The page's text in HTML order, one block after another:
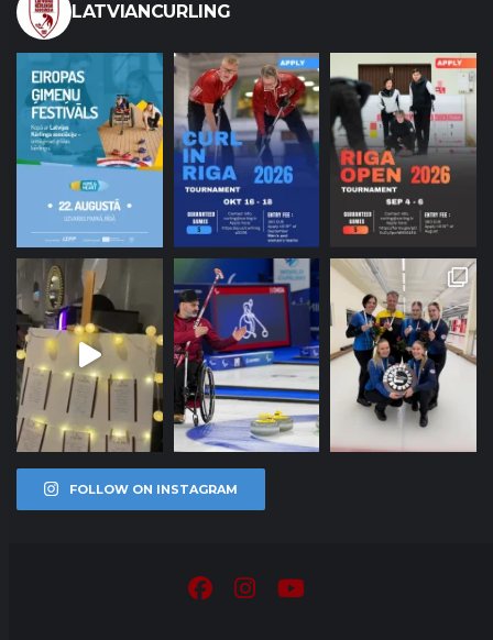
LATVIANCURLING
FOLLOW ON INSTAGRAM